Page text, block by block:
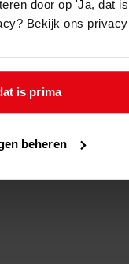
door op 'Ja, dat
Bekijk ons
is prima
beheren